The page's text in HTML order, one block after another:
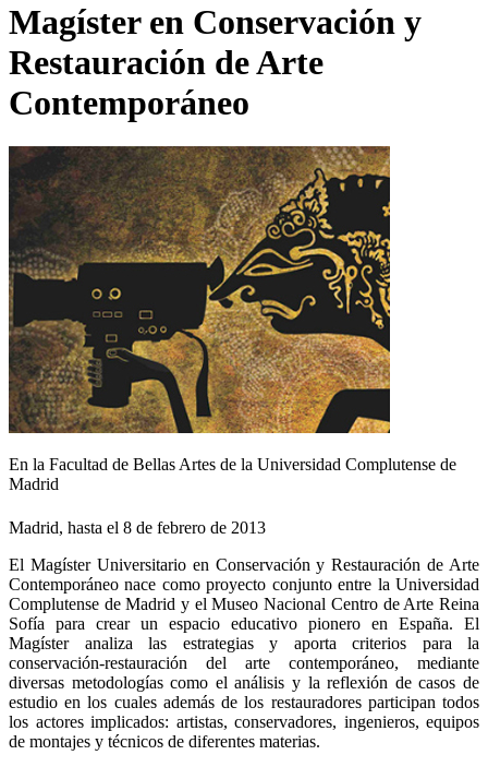
Magíster en Conservación y
Restauración de Arte
Contemporáneo
En la Facultad de Bellas Artes de la Universidad Complutense de
Madrid
Madrid, hasta el 8 de febrero de 2013
El Magíster Universitario en Conservación y Restauración de Arte
Contemporáneo nace como proyecto conjunto entre la Universidad
Complutense de Madrid y el Museo Nacional Centro de Arte Reina
Sofía para crear un espacio educativo pionero en España. El
Magíster analiza las estrategias y aporta criterios para la
conservación-restauración del arte contemporáneo, mediante
diversas metodologías como el análisis y la reflexión de casos de
estudio en los cuales además de los restauradores participan todos
los actores implicados: artistas, conservadores, ingenieros, equipos
de montajes y técnicos de diferentes materias.